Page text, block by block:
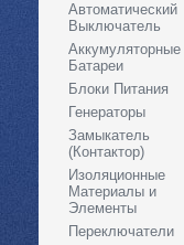
Автоматический
Выключатель
Аккумуляторные
Батареи
Блоки Питания
Генераторы
Замыкатель
(Контактор)
Изоляционные
Материалы и
Элементы
Переключатели